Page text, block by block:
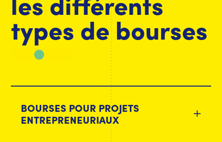
types de bourses
BOURSES POUR PROJETS
ENTREPRENEURIAUX